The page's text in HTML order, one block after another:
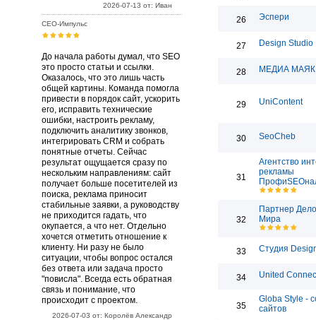
2026-07-13 от: Иван
СЕО-Импульс
До начала работы думал, что SEO
это просто статьи и ссылки.
Оказалось, что это лишь часть
общей картины. Команда помогла
привести в порядок сайт, ускорить
его, исправить технические
ошибки, настроить рекламу,
подключить аналитику звонков,
интегрировать CRM и собрать
понятные отчеты. Сейчас
результат ощущается сразу по
нескольким направлениям: сайт
получает больше посетителей из
поиска, реклама приносит
стабильные заявки, а руководству
не приходится гадать, что
окупается, а что нет. Отдельно
хочется отметить отношение к
клиенту. Ни разу не было
ситуации, чтобы вопрос остался
без ответа или задача просто
"повисла". Всегда есть обратная
связь и понимание, что
происходит с проектом.
2026-07-03 от: Королёв Александр
26 Эспери
27 Design Studio
28 МЕДИА МАЯК
29 UniContent
30 SeoCheb
31
Агентство
рекламы
32
Партнер
Мира
33 Студия
34 United
35
Globa Style -
сайтов